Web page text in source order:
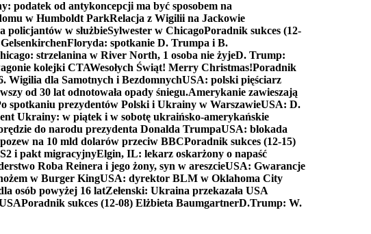
podatek od antykoncepcji ma być sposobem na
w Humboldt ParkRelacja z Wigilii na Jackowie
policjantów w służbieSylwester w ChicagoPoradnik sukces (12-
Floryda: spotkanie D. Trumpa i B.
strzelanina w River North, 1 osoba nie żyjeD. Trump:
kolejki CTAWesołych Świąt! Merry Christmas!Poradnik
Wigilia dla Samotnych i BezdomnychUSA: polski pięściarz
od 30 lat odnotowała opady śniegu.Amerykanie zawieszają
spotkaniu prezydentów Polski i Ukrainy w WarszawieUSA: D.
Ukrainy: w piątek i w sobotę ukraińsko-amerykańskie
do narodu prezydenta Donalda TrumpaUSA: blokada
na 10 mld dolarów przeciw BBCPoradnik sukces (12-15)
i pakt migracyjnyElgin, IL: lekarz oskarżony o napaść
Roba Reinera i jego żony, syn w areszcieUSA: Gwarancje
w Burger KingUSA: dyrektor BLM w Oklahoma City
osób powyżej 16 latZełenski: Ukraina przekazała USA
Poradnik sukces (12-08) Elżbieta BaumgartnerD.Trump: W.